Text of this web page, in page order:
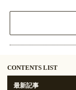
CONTENTS LIST
最新記事